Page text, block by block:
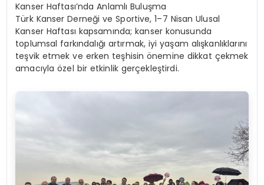
Kanser Haftası’nda Anlamlı Buluşma
Türk Kanser Derneği ve Sportive, 1–7 Nisan Ulusal
Kanser Haftası kapsamında; kanser konusunda
toplumsal farkındalığı artırmak, iyi yaşam alışkanlıklarını
teşvik etmek ve erken teşhisin önemine dikkat çekmek
amacıyla özel bir etkinlik gerçekleştirdi.